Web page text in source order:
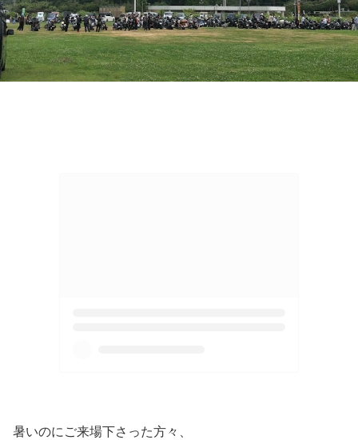
暑いのにご来場下さった方々、